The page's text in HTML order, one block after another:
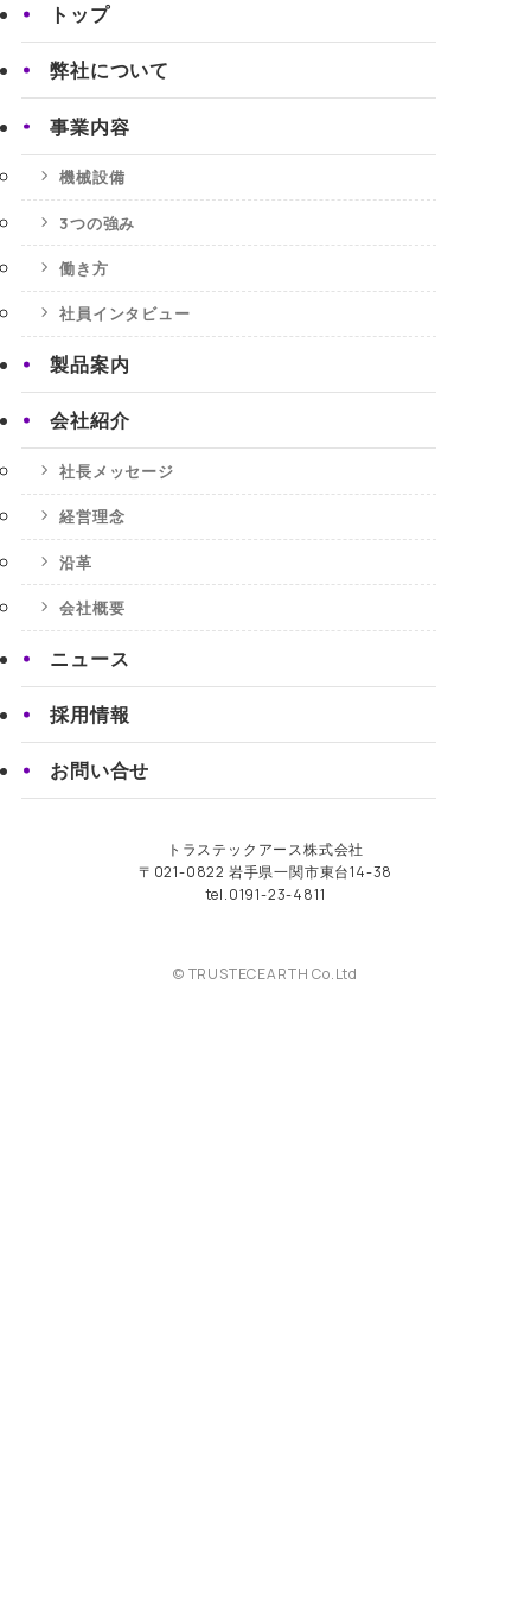
トップ
弊社について
事業内容
機械設備
3つの強み
働き方
社員インタビュー
製品案内
会社紹介
社長メッセージ
経営理念
沿革
会社概要
ニュース
採用情報
お問い合せ
トラステックアース株式会社
〒021-0822 岩手県一関市東台14-38
tel.0191-23-4811
© TRUSTECEARTH Co.Ltd